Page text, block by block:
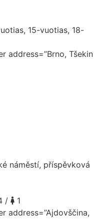
15-vuotias, 18-
address=”Brno, Tšekin
náměstí, příspěvková
/
1
address=”Ajdovščina,